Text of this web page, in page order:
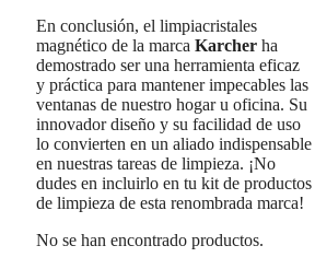
En conclusión, el limpiacristales
magnético de la marca Karcher ha
demostrado ser una herramienta eficaz
y práctica para mantener impecables las
ventanas de nuestro hogar u oficina. Su
innovador diseño y su facilidad de uso
lo convierten en un aliado indispensable
en nuestras tareas de limpieza. ¡No
dudes en incluirlo en tu kit de productos
de limpieza de esta renombrada marca!
No se han encontrado productos.